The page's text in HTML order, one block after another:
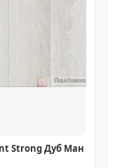
Strong Дуб Ман